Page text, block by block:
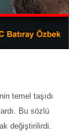
temel taşıdı
Bu sözlü
değiştirilirdi.